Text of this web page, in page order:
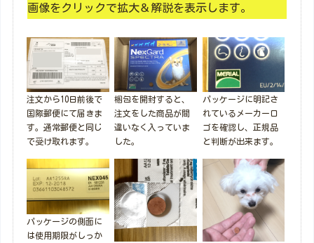
画像をクリックで拡大＆解説を表示します。
注文から10日前後で
国際郵便にて届きま
す。通常郵便と同じ
で受け取れます。
梱包を開封すると、
注文をした商品が間
違いなく入っていま
した。
パッケージに明記さ
れているメーカーロ
ゴを確認し、正規品
と判断が出来ます。
パッケージの側面に
は使用期限がしっか